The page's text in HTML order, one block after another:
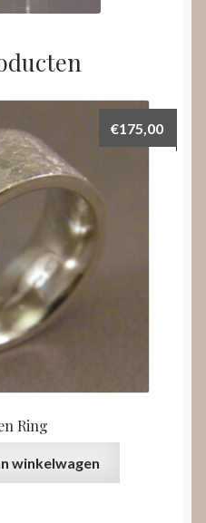
Ring
€175,00
winkelwagen